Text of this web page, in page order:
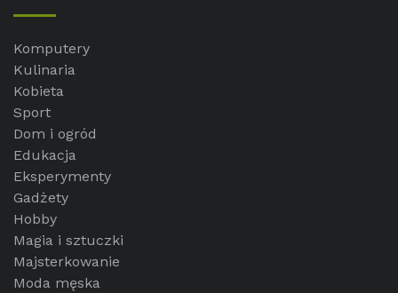
Komputery
Kulinaria
Kobieta
Sport
Dom i ogród
Edukacja
Eksperymenty
Gadżety
Hobby
Magia i sztuczki
Majsterkowanie
Moda męska